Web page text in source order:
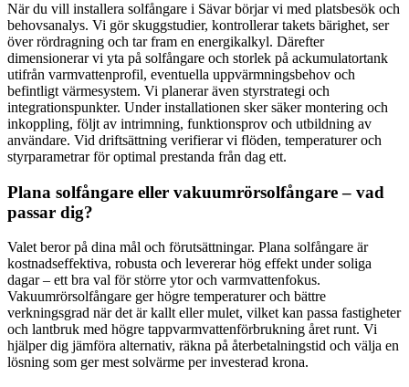
När du vill installera solfångare i Sävar börjar vi med platsbesök och
behovsanalys. Vi gör skuggstudier, kontrollerar takets bärighet, ser
över rördragning och tar fram en energikalkyl. Därefter
dimensionerar vi yta på solfångare och storlek på ackumulatortank
utifrån varmvattenprofil, eventuella uppvärmningsbehov och
befintligt värmesystem. Vi planerar även styrstrategi och
integrationspunkter. Under installationen sker säker montering och
inkoppling, följt av intrimning, funktionsprov och utbildning av
användare. Vid driftsättning verifierar vi flöden, temperaturer och
styrparametrar för optimal prestanda från dag ett.
Plana solfångare eller vakuumrörsolfångare – vad
passar dig?
Valet beror på dina mål och förutsättningar. Plana solfångare är
kostnadseffektiva, robusta och levererar hög effekt under soliga
dagar – ett bra val för större ytor och varmvattenfokus.
Vakuumrörsolfångare ger högre temperaturer och bättre
verkningsgrad när det är kallt eller mulet, vilket kan passa fastigheter
och lantbruk med högre tappvarmvattenförbrukning året runt. Vi
hjälper dig jämföra alternativ, räkna på återbetalningstid och välja en
lösning som ger mest solvärme per investerad krona.